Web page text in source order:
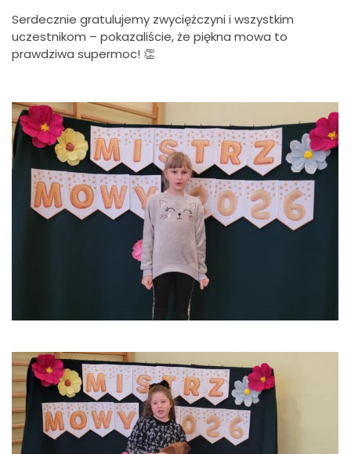
Serdecznie gratulujemy zwyciężczyni i wszystkim
uczestnikom – pokazaliście, że piękna mowa to
prawdziwa supermoc! 👏